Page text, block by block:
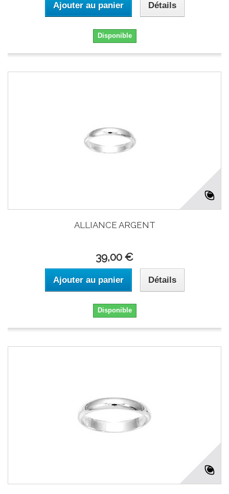
Ajouter au panier Détails
Disponible
ALLIANCE ARGENT
39,00 €
Ajouter au panier Détails
Disponible